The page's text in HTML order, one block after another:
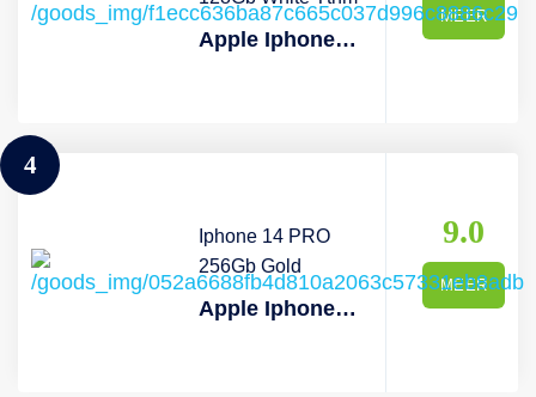
Apple Iphone 15 Pro 5g - 128 Gb Wit Titanium
MEER
4
Iphone 14 PRO
256Gb Gold
Apple Iphone 14 Pro 256gb Gold
9.0
MEER